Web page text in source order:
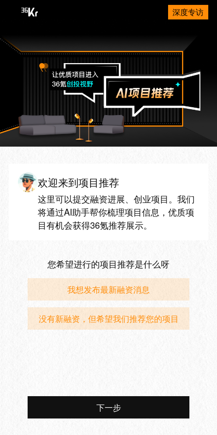
深度专访
欢迎来到项目推荐
这里可以提交融资进展、创业项目。我们
将通过AI助手帮你梳理项目信息，优质项
目有机会获得36氪推荐展示。
您希望进行的项目推荐是什么呀
我想发布最新融资消息
没有新融资，但希望我们推荐您的项目
下一步